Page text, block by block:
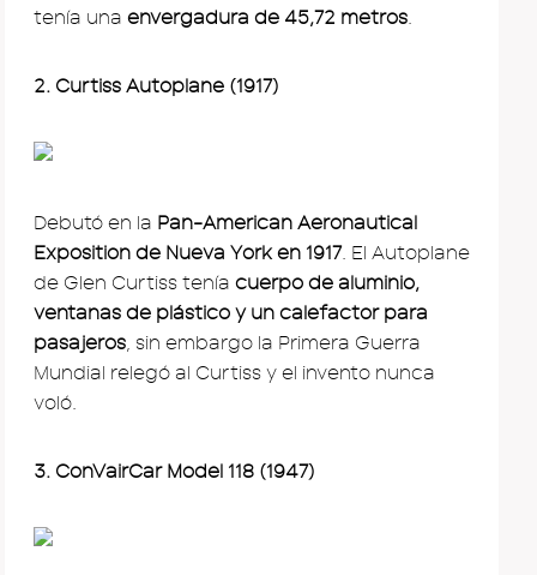
tenía una envergadura de 45,72 metros.
2. Curtiss Autoplane (1917)
Debutó en la Pan-American Aeronautical
Exposition de Nueva York en 1917. El Autoplane
de Glen Curtiss tenía cuerpo de aluminio,
ventanas de plástico y un calefactor para
pasajeros, sin embargo la Primera Guerra
Mundial relegó al Curtiss y el invento nunca
voló.
3. ConVairCar Model 118 (1947)